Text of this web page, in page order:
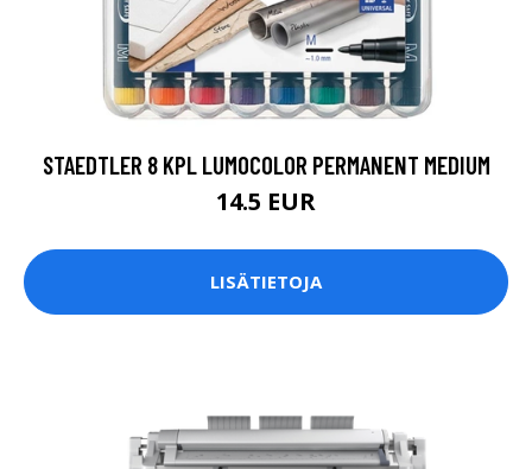
STAEDTLER 8 KPL LUMOCOLOR PERMANENT MEDIUM
14.5 EUR
LISÄTIETOJA